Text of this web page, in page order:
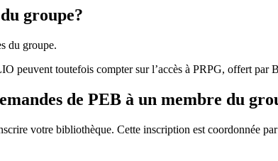
groupe?
du groupe.
peuvent toutefois compter sur l’accès à PRPG, offert par
de PEB à un membre du
votre bibliothèque. Cette inscription est coordonnée